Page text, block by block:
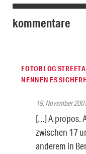
kommentare
FOTOBLOG
NENNEN ES
19. November
[…] A propos.
zwischen 17
anderem in